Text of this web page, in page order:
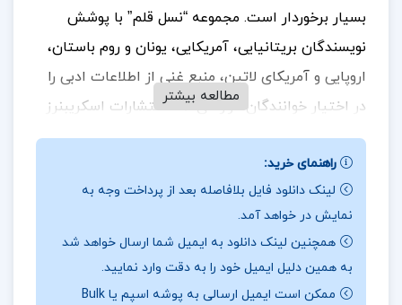
بسیار برخوردار است. مجموعه “نسل قلم” با پوشش
نویسندگان بریتانیایی، آمریکایی، یونان و روم باستان،
اروپایی و آمریکای لاتین، منبع غنی از اطلاعات ادبی را
در اختیار خوانندگان قرار می‌دهد. انتشارات اسکریبنرز
نیز با تلاش برای تکمیل و به‌روز رسانی این مجموعه،
کمک بزرگی به دنیای ادبیات کرده است. برای
دانلود کتاب های بیشتر همراهتک پروژهباشید.
درباره و خلاصه کتاب سروانتس بروس دابلیو. واردراپر
این مجموعه با دقت و تفکر بسیاری طراحی شده است،
مطالعه بیشتر
راهنمای خرید:
لینک دانلود فایل بلافاصله بعد از پرداخت وجه به
نمایش در خواهد آمد.
همچنین لینک دانلود به ایمیل شما ارسال خواهد شد
به همین دلیل ایمیل خود را به دقت وارد نمایید.
ممکن است ایمیل ارسالی به پوشه اسپم یا Bulk